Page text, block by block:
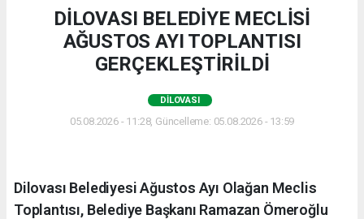
DİLOVASI BELEDİYE MECLİSİ
AĞUSTOS AYI TOPLANTISI
GERÇEKLEŞTİRİLDİ
DILOVASI
05.08.2026 - 11:28, Güncelleme: 05.08.2026 - 13:59
Dilovası Belediyesi Ağustos Ayı Olağan Meclis
Toplantısı, Belediye Başkanı Ramazan Ömeroğlu